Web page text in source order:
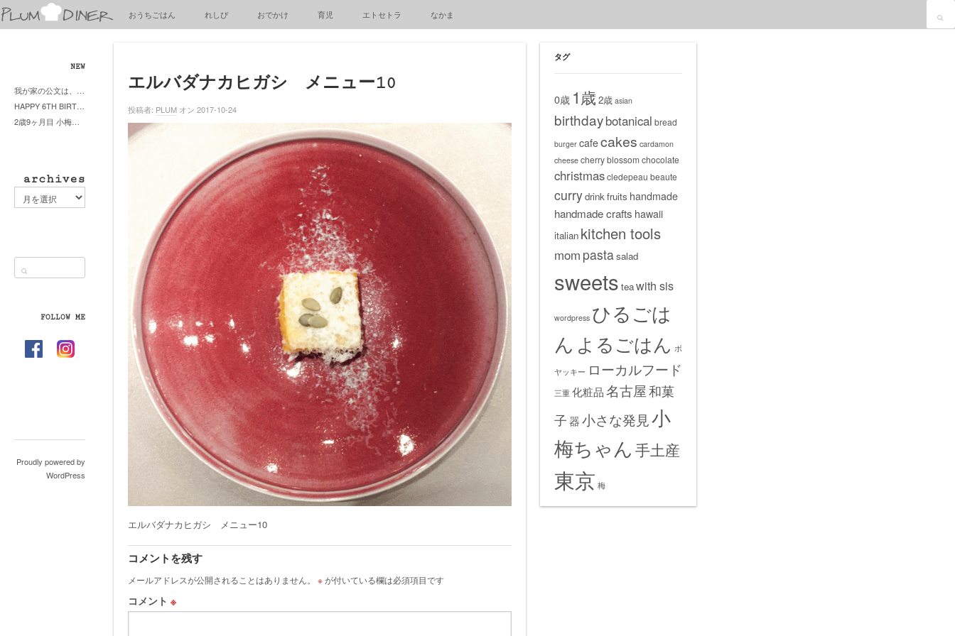
梅
子
おうちごはん れしぴ おでかけ 育児 エトセトラ なかま
NEW
我が家の公文は、やってよかった公文式？親もがんばる公文式？時々我が家は苦悶式？
HAPPY 6TH BIRTHDAY LITTE PRINCESS
2歳9ヶ月目 小梅ちゃんピザブーム到来
archives
archives
FOLLOW ME
Proudly powered by
WordPress
エルバダナカヒガシ メニュー10
投稿者: PLUM オン 2017-10-24
エルバダナカヒガシ メニュー10
コメントを残す
メールアドレスが公開されることはありません。 ※が付いている欄は必須項目です
コメント ※
タグ
0歳 1歳 2歳 asian
birthdaybotanical bread
burger cafecakes cardamon
cheese cherry blossomchocolate
christmascledepeau beaute
currydrinkfruits handmade
handmade crafts hawaii
italian kitchen tools
mom pastasalad
sweets teawith sis
wordpress ひるごは
ん よるごはん ボ
ヤッキー ローカルフード
三重 化粧品名古屋和菓
子器小さな発見小
梅ちゃん 手土産
東京 梅